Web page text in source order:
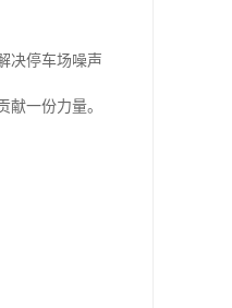
决停车场噪声
一份力量。